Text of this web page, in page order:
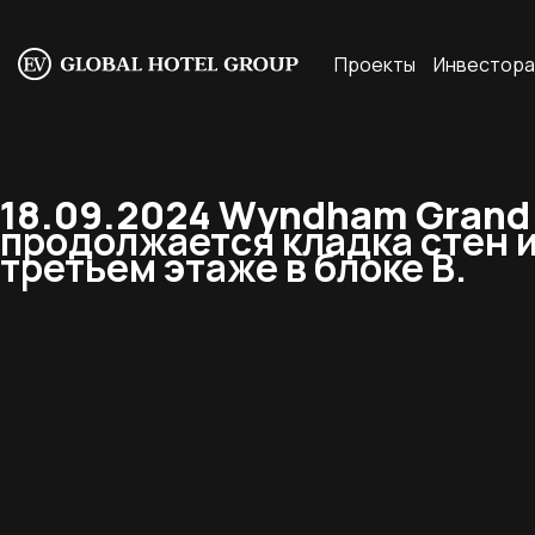
Проекты
18.09.2024 Wyndham
продолжается кладка стен
третьем этаже в блоке В.